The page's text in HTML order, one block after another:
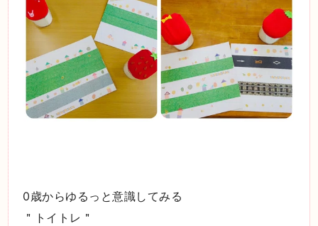
0歳からゆるっと意識してみる
＂トイトレ＂